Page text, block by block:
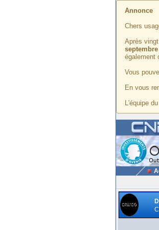
Annonce
Chers
Après
septembre
également
Vous
En vous
L'équipe